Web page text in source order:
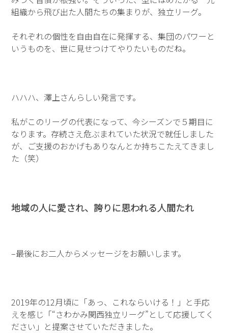
組織から飛び出た人間たちの集まりが、独立リーグ。
それぞれの個性を自由自在に発揮する、集団のパワーと
いうものを、世に見せつけてやりたいものだね。
ハハハ、澤上さんらしい発言です。
私がこのリーグの代表になって、今シーズンで５期目に
なります。存続さえ危ぶまれていた状況で就任しました
が、ご支援のおかげもありなんとか持ちこたえてきまし
た（笑）
地域の人に愛され、誇りに思われる人間たれ
–最後にお二人からメッセージをお願いします。
2019年の12月頃に「あっ、これならいける！」と手応
えを感じ「“さわかみ関西独立リーグ”として応援してく
ださい」と提案させていただきました。